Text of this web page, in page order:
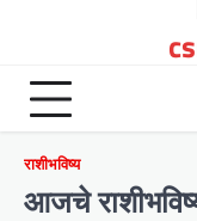
राशीभविष्य
आजचे